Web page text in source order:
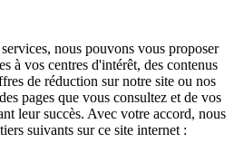
nous pouvons vous proposer
à vos centres d'intérêt, des contenus
de réduction sur notre site ou nos
pages que vous consultez et de vos
leur succès. Avec votre accord, nous
suivants sur ce site internet :